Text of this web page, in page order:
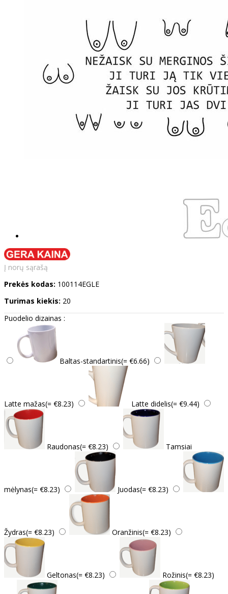
Į norų sąrašą
Prekės kodas: 100114EGLE
Turimas kiekis: 20
Puodelio dizainas :
Baltas-standartinis(= €6.66)
Latte mažas(= €8.23) Latte didelis(= €9.44)
Raudonas(= €8.23) Tamsiai
mėlynas(= €8.23) Juodas(= €8.23)
Žydras(= €8.23) Oranžinis(= €8.23)
Geltonas(= €8.23) Rožinis(= €8.23)